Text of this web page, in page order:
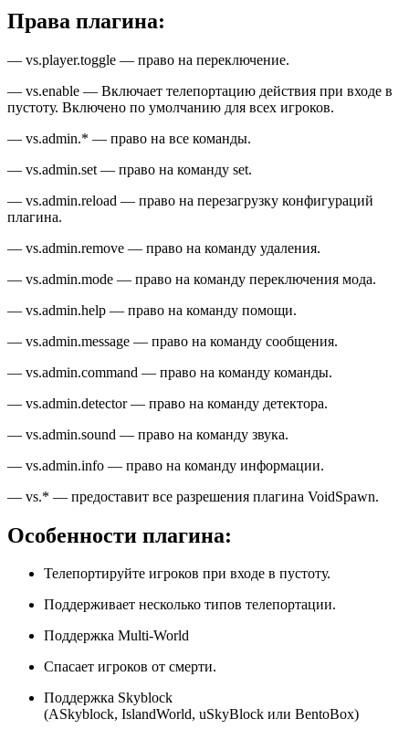
Права плагина:
— vs.player.toggle — право на переключение.
— vs.enable — Включает телепортацию действия при входе в
пустоту. Включено по умолчанию для всех игроков.
— vs.admin.* — право на все команды.
— vs.admin.set — право на команду set.
— vs.admin.reload — право на перезагрузку конфигураций
плагина.
— vs.admin.remove — право на команду удаления.
— vs.admin.mode — право на команду переключения мода.
— vs.admin.help — право на команду помощи.
— vs.admin.message — право на команду сообщения.
— vs.admin.command — право на команду команды.
— vs.admin.detector — право на команду детектора.
— vs.admin.sound — право на команду звука.
— vs.admin.info — право на команду информации.
— vs.* — предоставит все разрешения плагина VoidSpawn.
Особенности плагина:
Телепортируйте игроков при входе в пустоту.
Поддерживает несколько типов телепортации.
Поддержка Multi-World
Спасает игроков от смерти.
Поддержка Skyblock
(ASkyblock, IslandWorld, uSkyBlock или BentoBox)